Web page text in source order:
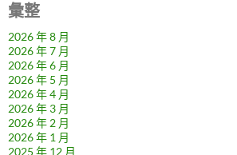
彙整
2026 年 8 月
2026 年 7 月
2026 年 6 月
2026 年 5 月
2026 年 4 月
2026 年 3 月
2026 年 2 月
2026 年 1 月
2025 年 12 月